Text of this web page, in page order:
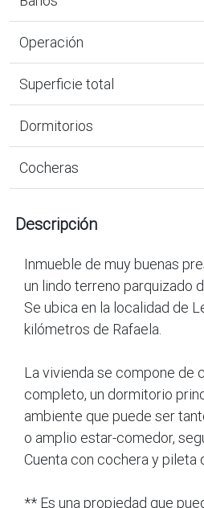
Operación
Superficie total
Dormitorios
Cocheras
Descripción
Inmueble de muy buenas
un lindo terreno parquizado
Se ubica en la localidad de
kilómetros de Rafaela.
La vivienda se compone de
completo, un dormitorio
ambiente que puede ser
o amplio estar-comedor,
Cuenta con cochera y pileta
** Es una propiedad que